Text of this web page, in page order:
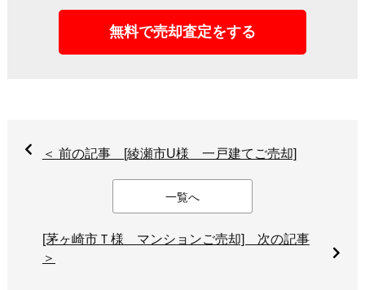
無料で売却査定をする
＜ 前の記事 [綾瀬市U様 一戸建てご売却]
一覧へ
[茅ヶ崎市Ｔ様 マンションご売却] 次の記事
＞